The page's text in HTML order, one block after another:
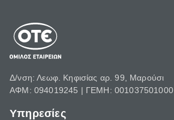
Δ/νση: Λεωφ. Κηφισίας αρ. 99, Μαρούσι
ΑΦΜ: 094019245 | ΓΕΜΗ: 001037501000
Υπηρεσίες